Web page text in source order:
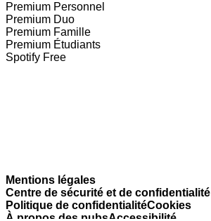
Premium Personnel
Premium Duo
Premium Famille
Premium Étudiants
Spotify Free
Mentions légales
Centre de sécurité et de confidentialité
Politique de confidentialitéCookies
À propos des pubsAccessibilité